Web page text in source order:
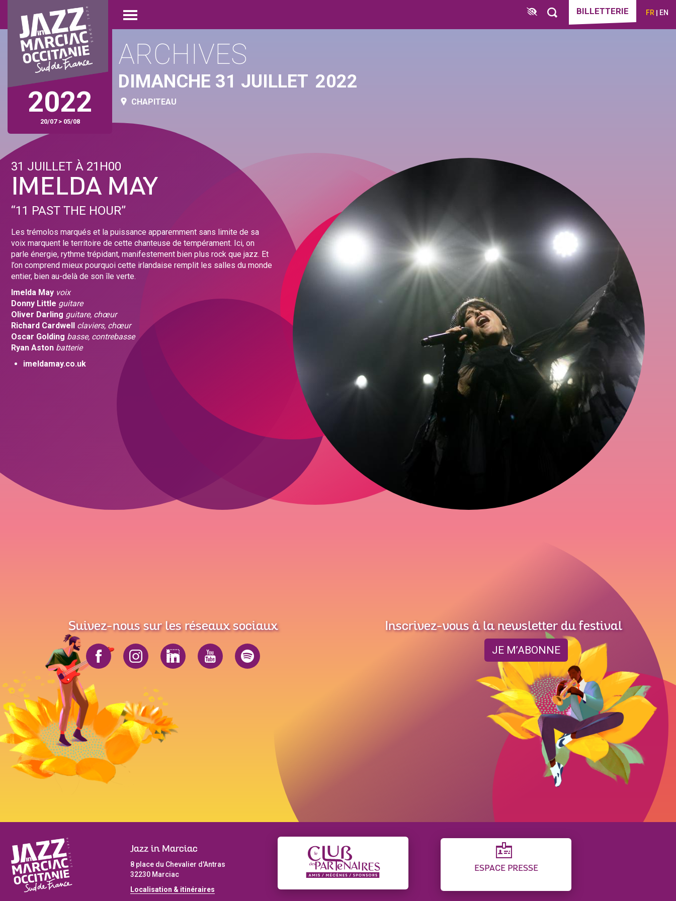
contenu
principal
Open
menu
BILLETTERIE FR EN
2022
20/07 > 05/08
ARCHIVES
DIMANCHE 31 JUILLET 2022
CHAPITEAU
31 JUILLET À 21H00
IMELDA MAY
‘‘11 PAST THE HOUR’’
Les trémolos marqués et la puissance apparemment sans limite de sa
voix marquent le territoire de cette chanteuse de tempérament. Ici, on
parle énergie, rythme trépidant, manifestement bien plus rock que jazz. Et
l’on comprend mieux pourquoi cette irlandaise remplit les salles du monde
entier, bien au-delà de son île verte.
Imelda May voix
Donny Little guitare
Oliver Darling guitare, chœur
Richard Cardwell claviers, chœur
Oscar Golding basse, contrebasse
Ryan Aston batterie
imeldamay.co.uk
Suivez-nous sur les réseaux sociaux Inscrivez-vous à la newsletter du festival
JE M’ABONNE
Jazz in Marciac
8 place du Chevalier d'Antras
32230 Marciac
Localisation & itinéraires
ESPACE PRESSE
Panneau de gestion des cookies